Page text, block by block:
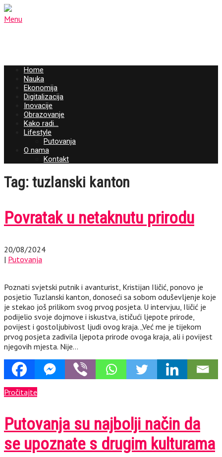
Menu
Home
Nauka
Ekonomija
Digitalizacija
Inovacije
Obrazovanje
Kako radi…
Lifestyle
Putovanja
O nama
Kontakt
Tag: tuzlanski kanton
Povratak u netaknutu prirodu
20/08/2024
| Putovanja
Poznati svjetski putnik i avanturist, Kristijan Iličić, ponovo je
posjetio Tuzlanski kanton, donoseći sa sobom oduševljenje koje
je stekao još prilikom svog prvog posjeta. U intervjuu, Iličić je
podijelio svoje dojmove i iskustva, ističući ljepote prirode,
povijest i gostoljubivost ljudi ovog kraja. „Već me je tijekom
prvog posjeta zadivila ljepota prirode ovoga kraja, ali i povijest
njegovih mjesta. Nije…
Pročitajte
Putovanja su najbolji način da
se upoznate s drugim kulturama